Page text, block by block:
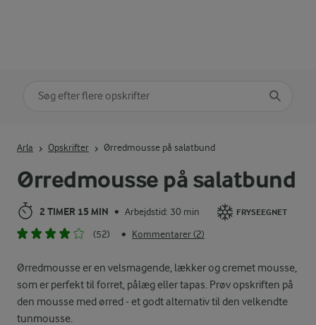
Ørredmousse på salatbund
2 TIMER 15 MIN • Arbejdstid: 30 min FRYSEEGNET
(52) • Kommentarer (2)
Ørredmousse er en velsmagende, lækker og cremet mousse,
som er perfekt til forret, pålæg eller tapas. Prøv opskriften på
den mousse med ørred - et godt alternativ til den velkendte
tunmousse.
Arla Opskrifter Ørredmousse på salatbund
Søg på kategori